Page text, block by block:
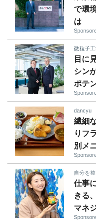
で環
は
微粒子
目に
シン
ポテ
dancyu
繊細
りフ
別メ
自分を
仕事
きる
マネ